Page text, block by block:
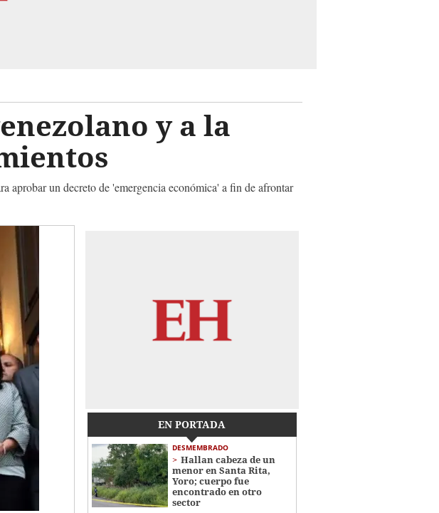
y a la
aprobar un decreto de 'emergencia económica' a fin de afrontar
EN PORTADA
DESMEMBRADO
Hallan cabeza de un
menor en Santa Rita,
Yoro; cuerpo fue
encontrado en otro
sector